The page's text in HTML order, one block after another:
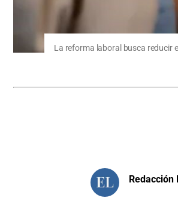
La reforma laboral busca reducir
Redacción